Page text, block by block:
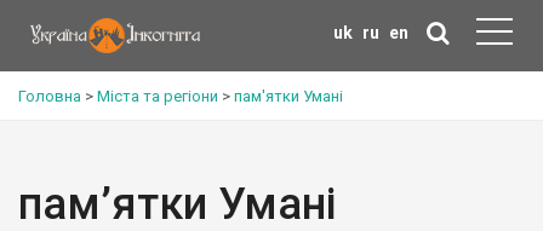
uk ru en
Головна > Міста та регіони > пам'ятки Умані
пам’ятки Умані